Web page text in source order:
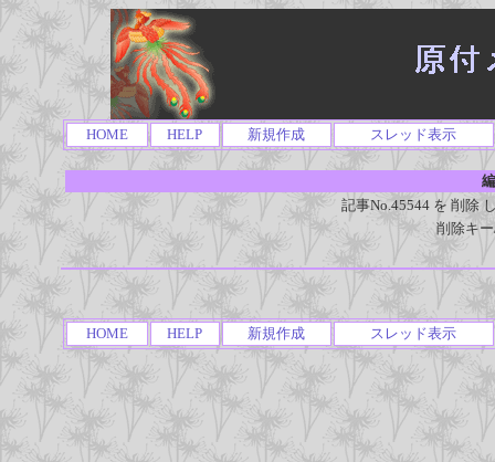
HOME HELP 新規作成 スレッド表示
記事No.45544 を 削除
削除キ
HOME HELP 新規作成 スレッド表示